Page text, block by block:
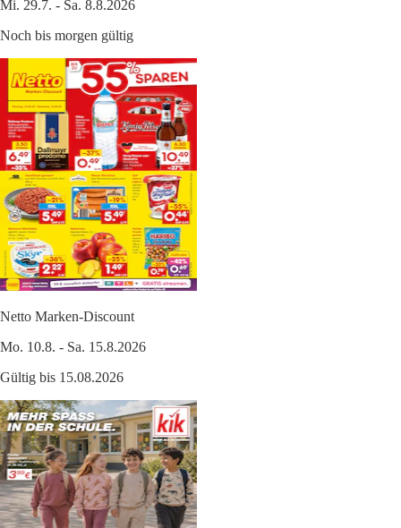
Mi. 29.7. - Sa. 8.8.2026
Noch bis morgen gültig
Netto Marken-Discount
Mo. 10.8. - Sa. 15.8.2026
Gültig bis 15.08.2026